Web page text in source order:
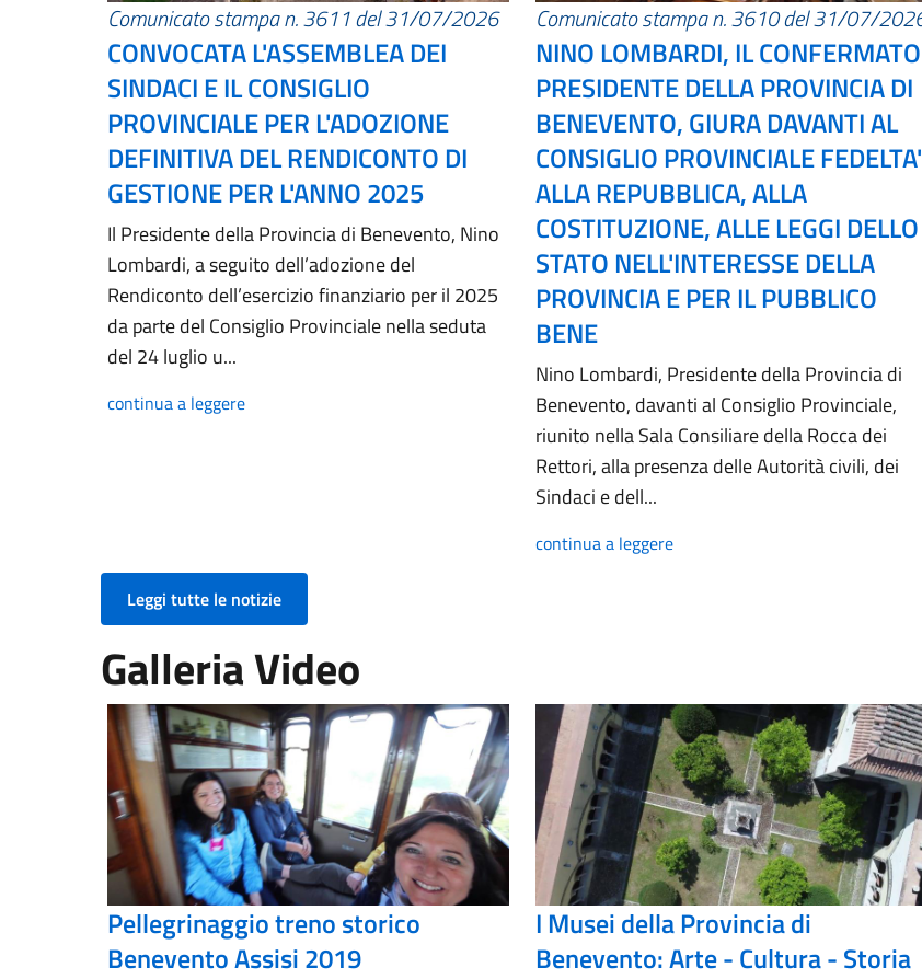
Comunicato stampa n. 3611 del 31/07/2026
CONVOCATA L'ASSEMBLEA DEI
SINDACI E IL CONSIGLIO
PROVINCIALE PER L'ADOZIONE
DEFINITIVA DEL RENDICONTO DI
GESTIONE PER L'ANNO 2025
Il Presidente della Provincia di Benevento, Nino
Lombardi, a seguito dell’adozione del
Rendiconto dell’esercizio finanziario per il 2025
da parte del Consiglio Provinciale nella seduta
del 24 luglio u...
continua a leggere
Comunicato stampa n. 3610 del 31/07/
NINO LOMBARDI, IL CONFERMATO
PRESIDENTE DELLA PROVINCIA DI
BENEVENTO, GIURA DAVANTI AL
CONSIGLIO PROVINCIALE FEDELTA'
ALLA REPUBBLICA, ALLA
COSTITUZIONE, ALLE LEGGI DELLO
STATO NELL'INTERESSE DELLA
PROVINCIA E PER IL PUBBLICO
BENE
Nino Lombardi, Presidente della Provincia di
Benevento, davanti al Consiglio Provinciale,
riunito nella Sala Consiliare della Rocca dei
Rettori, alla presenza delle Autorità civili, dei
Sindaci e dell...
continua a leggere
Leggi tutte le notizie
Galleria Video
Pellegrinaggio treno storico
Benevento Assisi 2019
I Musei della Provincia di
Benevento: Arte - Cultura - Storia